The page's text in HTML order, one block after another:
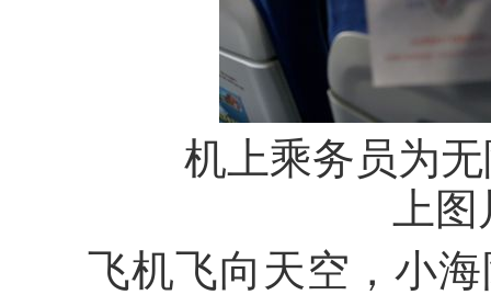
机上乘务员为
上
飞机飞向天空，小海